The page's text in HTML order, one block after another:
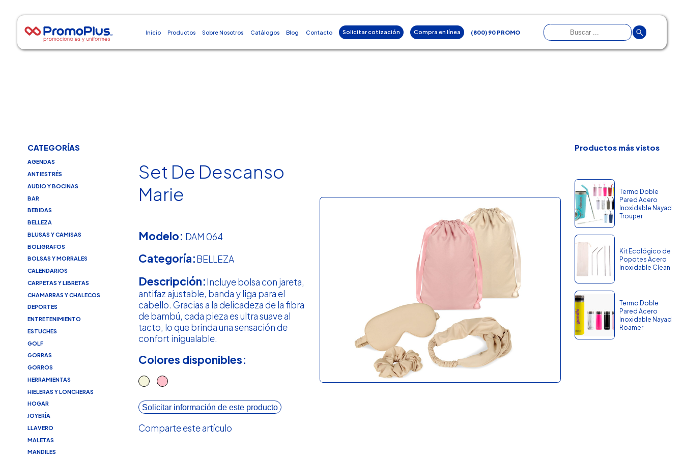
Inicio Productos Sobre Nosotros Catálogos Blog Contacto Solicitar cotización Compra en línea (800) 90 PROMO
CATEGORÍAS
AGENDAS
ANTIESTRÉS
AUDIO Y BOCINAS
BAR
BEBIDAS
BELLEZA
BLUSAS Y CAMISAS
BOLIGRAFOS
BOLSAS Y MORRALES
CALENDARIOS
CARPETAS Y LIBRETAS
CHAMARRAS Y CHALECOS
DEPORTES
ENTRETENIMIENTO
ESTUCHES
GOLF
GORRAS
GORROS
HERRAMIENTAS
HIELERAS Y LONCHERAS
HOGAR
JOYERÍA
LLAVERO
MALETAS
MANDILES
Set De Descanso
Marie
Modelo: DAM 064
Categoría:BELLEZA
Descripción:Incluye bolsa con jareta,
antifaz ajustable, banda y liga para el
cabello. Gracias a la delicadeza de la fibra
de bambú, cada pieza es ultra suave al
tacto, lo que brinda una sensación de
confort inigualable.
Colores disponibles:
Solicitar información de este producto
Comparte este artículo
Productos más vistos
Termo Doble
Pared Acero
Inoxidable Nayad
Trouper
Kit Ecológico de
Popotes Acero
Inoxidable Clean
Termo Doble
Pared Acero
Inoxidable Nayad
Roamer